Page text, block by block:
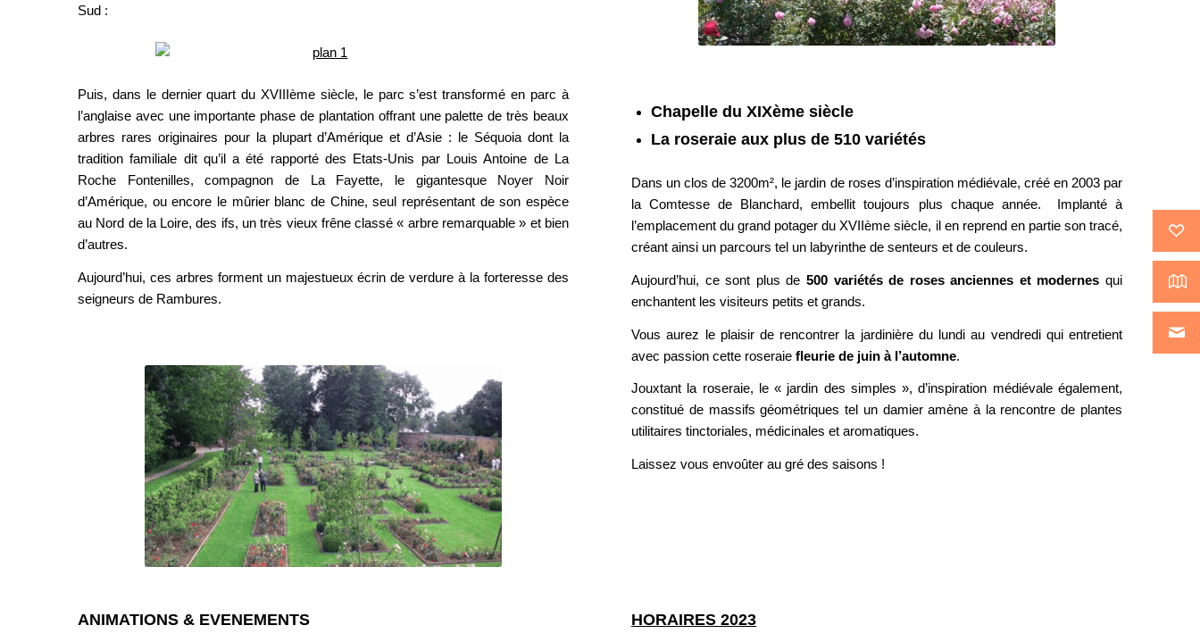
Sud :
Puis, dans le dernier quart du XVIIIème siècle, le parc s’est transformé en parc à
l’anglaise avec une importante phase de plantation offrant une palette de très beaux
arbres rares originaires pour la plupart d’Amérique et d’Asie : le Séquoia dont la
tradition familiale dit qu’il a été rapporté des Etats-Unis par Louis Antoine de La
Roche Fontenilles, compagnon de La Fayette, le gigantesque Noyer Noir
d’Amérique, ou encore le mûrier blanc de Chine, seul représentant de son espèce
au Nord de la Loire, des ifs, un très vieux frêne classé « arbre remarquable » et bien
d’autres.
Aujourd’hui, ces arbres forment un majestueux écrin de verdure à la forteresse des
seigneurs de Rambures.
Chapelle du XIXème siècle
La roseraie aux plus de 510 variétés
Dans un clos de 3200m², le jardin de roses d’inspiration médiévale, créé en 2003 par
la Comtesse de Blanchard, embellit toujours plus chaque année. Implanté à
l’emplacement du grand potager du XVIIème siècle, il en reprend en partie son tracé,
créant ainsi un parcours tel un labyrinthe de senteurs et de couleurs.
Aujourd’hui, ce sont plus de 500 variétés de roses anciennes et modernes qui
enchantent les visiteurs petits et grands.
Vous aurez le plaisir de rencontrer la jardinière du lundi au vendredi qui entretient
avec passion cette roseraie fleurie de juin à l’automne.
Jouxtant la roseraie, le « jardin des simples », d’inspiration médiévale également,
constitué de massifs géométriques tel un damier amène à la rencontre de plantes
utilitaires tinctoriales, médicinales et aromatiques.
Laissez vous envoûter au gré des saisons !
ANIMATIONS & EVENEMENTS HORAIRES 2023